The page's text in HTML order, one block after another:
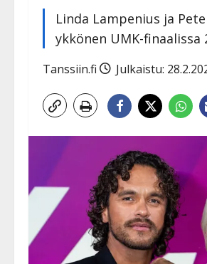
Linda Lampenius ja
ykkönen UMK-finaalissa
Tanssiin.fi Julkaistu: